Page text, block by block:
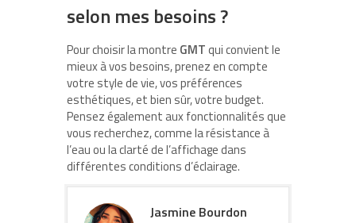
selon mes besoins ?
Pour choisir la montre GMTqui convient le
mieux à vos besoins, prenez en compte
votre style de vie, vos préférences
esthétiques, et bien sûr, votre budget.
Pensez également aux fonctionnalités que
vous recherchez, comme la résistance à
l’eau ou la clarté de l’affichage dans
différentes conditions d’éclairage.
Jasmine Bourdon